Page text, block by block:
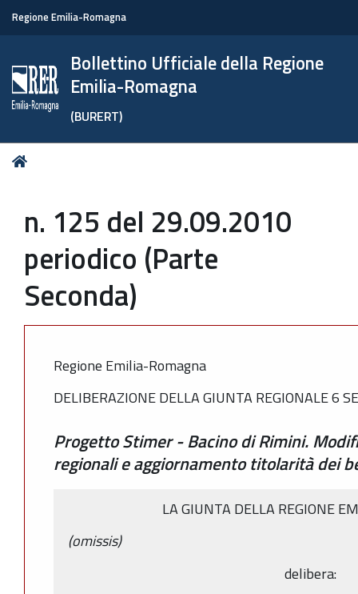
Regione Emilia-Romagna
Bollettino Ufficiale della Regione
Emilia-Romagna
(BURERT)
Tu
n. 125 del 29.09.2010
periodico (Parte
Seconda)
Regione Emilia-Romagna
DELIBERAZIONE DELLA GIUNTA REGIONALE 6
Progetto Stimer - Bacino di Rimini.
regionali e aggiornamento titolarità dei
LA GIUNTA DELLA REGIONE
(omissis)
delibera: